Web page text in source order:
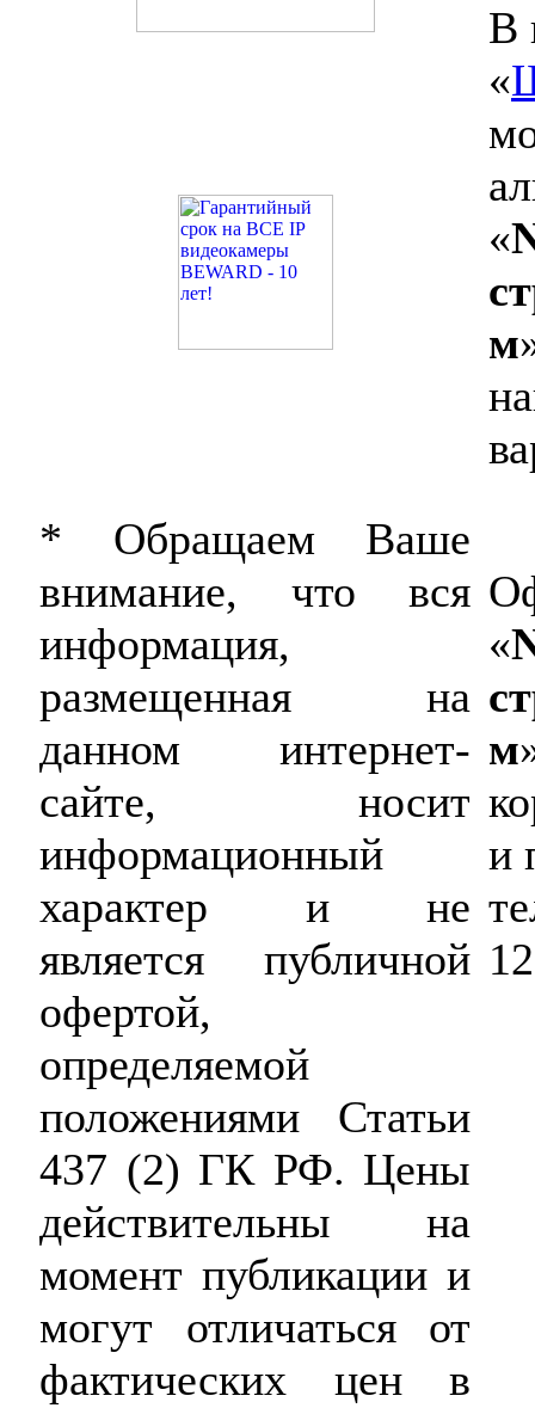
* Обращаем Ваше
внимание, что вся
информация,
размещенная на
данном интернет-
сайте, носит
информационный
характер и не
является публичной
офертой,
определяемой
положениями Статьи
437 (2) ГК РФ. Цены
действительны на
момент публикации и
могут отличаться от
фактических цен в
В
«
«
м
«
м
и